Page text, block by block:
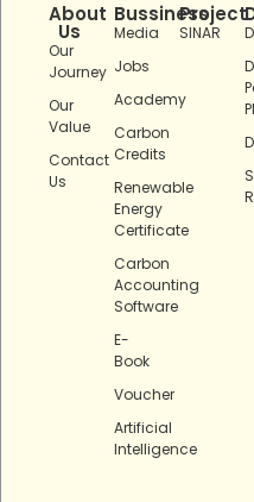
About
Us
Our
Journey
Our
Value
Contact
Us
Bussiness
Media
Jobs
Academy
Carbon
Credits
Renewable
Energy
Certificate
Carbon
Accounting
Software
E-
Book
Voucher
Artificial
Intelligence
Project
SINAR